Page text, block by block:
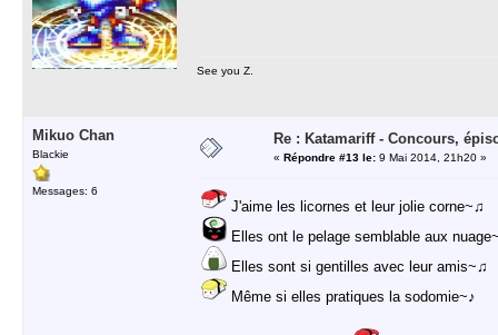
See you Z.
Mikuo Chan
Blackie
Messages: 6
Re : Katamariff - Concours,
« Répondre #13 le: 9 Mai 2014, 21h20 »
J'aime les licornes et leur jolie corne~♫
Elles ont le pelage semblable aux
Elles sont si gentilles avec leur amis~♫
Même si elles pratiques la sodomie~♪